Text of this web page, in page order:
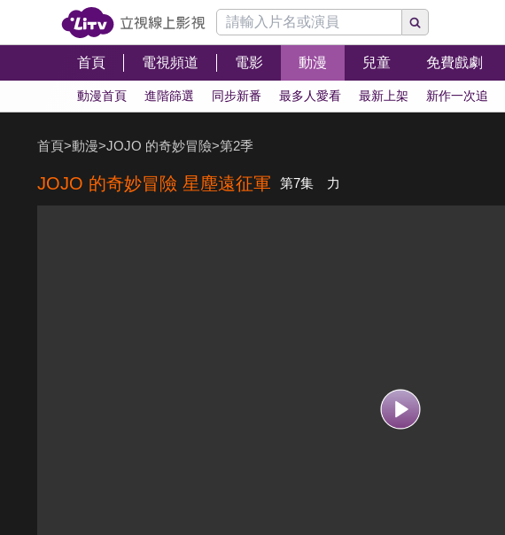
首頁 電視頻道 電影 動漫 兒童 免費戲劇
動漫首頁 進階篩選 同步新番 最多人愛看 最新上架 新作一次追
首頁>動漫>JOJO 的奇妙冒險>第2季
JOJO 的奇妙冒險 星塵遠征軍 第7集 力